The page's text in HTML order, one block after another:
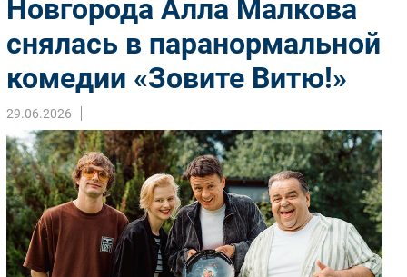
Автоматизация Промышленности
Интернет
Фиксированная связь
Интеграция
Рынок ПК
Маркетинг
Торговые сети
Оборудование
ПО
Outsourcing
Новгорода Алла Малкова
снялась в паранормальной
комедии «Зовите Витю!»
29.06.2026